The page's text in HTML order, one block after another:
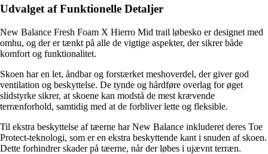
Udvalget af Funktionelle Detaljer
New Balance Fresh Foam X Hierro Mid trail løbesko er designet med
omhu, og der er tænkt på alle de vigtige aspekter, der sikrer både
komfort og funktionalitet.
Skoen har en let, åndbar og forstærket meshoverdel, der giver god
ventilation og beskyttelse. De tynde og hårdføre overlag for øget
slidstyrke sikrer, at skoene kan modstå de mest krævende
terrænforhold, samtidig med at de forbliver lette og fleksible.
Til ekstra beskyttelse af tæerne har New Balance inkluderet deres Toe
Protect-teknologi, som er en ekstra beskyttende kant i snuden af skoen.
Dette forhindrer skader på tæerne, når der løbes i ujævnt terræn.